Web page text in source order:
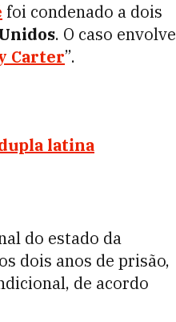
foi condenado a dois
. O caso envolve
Carter”.
latina
do estado da
dois anos de prisão,
de acordo